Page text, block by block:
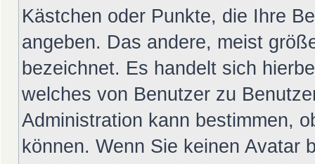
Kästchen oder Punkte, die Ihre
angeben. Das andere, meist
bezeichnet. Es handelt sich
welches von Benutzer zu
Administration kann bestimmen,
können. Wenn Sie keinen Avatar